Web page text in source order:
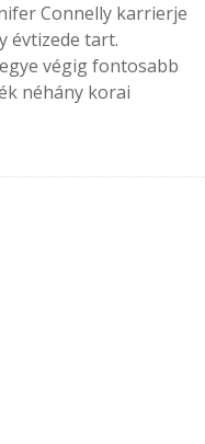
Connelly karrierje
évtizede tart.
végig fontosabb
néhány korai